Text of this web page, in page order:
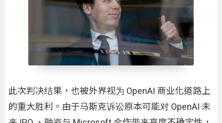
此次判决结果，也被外界视为 OpenAI 商业化道路上
的重大胜利。由于马斯克诉讼原本可能对 OpenAI 未